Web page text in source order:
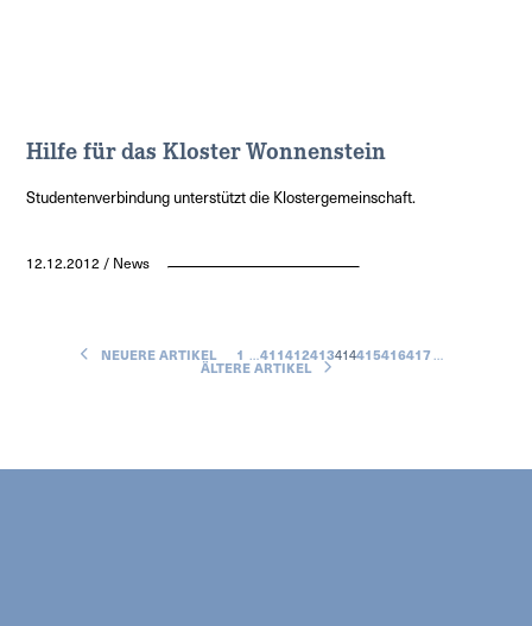
Hilfe für das Kloster Wonnenstein
Studentenverbindung unterstützt die Klostergemeinschaft.
12.12.2012 / News
NEUERE ARTIKEL 1 … 411412413414415416417 …
ÄLTERE ARTIKEL